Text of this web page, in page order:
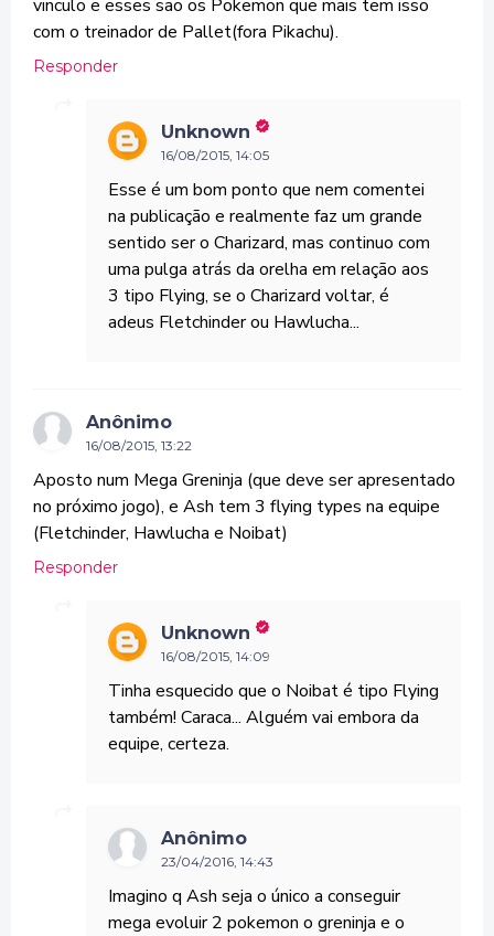
vinculo e esses sao os Pokemon que mais tem isso
com o treinador de Pallet(fora Pikachu).
Responder
Unknown
16/08/2015, 14:05
Esse é um bom ponto que nem comentei
na publicação e realmente faz um grande
sentido ser o Charizard, mas continuo com
uma pulga atrás da orelha em relação aos
3 tipo Flying, se o Charizard voltar, é
adeus Fletchinder ou Hawlucha...
Anônimo
16/08/2015, 13:22
Aposto num Mega Greninja (que deve ser apresentado
no próximo jogo), e Ash tem 3 flying types na equipe
(Fletchinder, Hawlucha e Noibat)
Responder
Unknown
16/08/2015, 14:09
Tinha esquecido que o Noibat é tipo Flying
também! Caraca... Alguém vai embora da
equipe, certeza.
Anônimo
23/04/2016, 14:43
Imagino q Ash seja o único a conseguir
mega evoluir 2 pokemon o greninja e o